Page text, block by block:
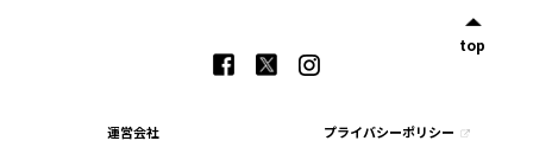
top
運営会社 プライバシーポリシー